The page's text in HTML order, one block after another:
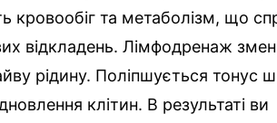
кровообіг та метаболізм, що
відкладень. Лімфодренаж
рідину. Поліпшується тонус
клітин. В результаті ви